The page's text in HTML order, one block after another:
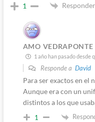
1 Responder
AMO VEDRAPONTE
1 año han pasado desde
Responde a David
Para ser exactos en el
Aunque era con un
distintos a los que
1